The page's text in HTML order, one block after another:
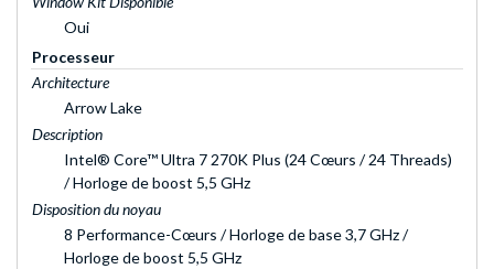
Oui
Processeur
Architecture
Arrow Lake
Description
Intel® Core™ Ultra 7 270K Plus (24 Cœurs / 24 Threads)
/ Horloge de boost 5,5 GHz
Disposition du noyau
8 Performance-Cœurs / Horloge de base 3,7 GHz /
Horloge de boost 5,5 GHz